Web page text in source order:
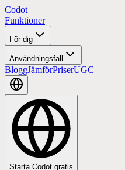
Codot
Funktioner
För dig
Användningsfall
BloggJämförPriserUGC
Starta Codot gratis